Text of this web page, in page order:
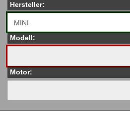
Hersteller:
Modell:
Motor: